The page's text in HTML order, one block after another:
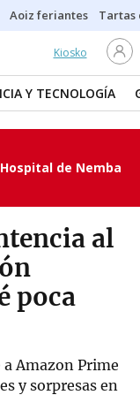
Aoiz feriantes Tartas
Kiosko
Y TECNOLOGÍA
de Nemba
al
poca
Amazon Prime
y sorpresas en